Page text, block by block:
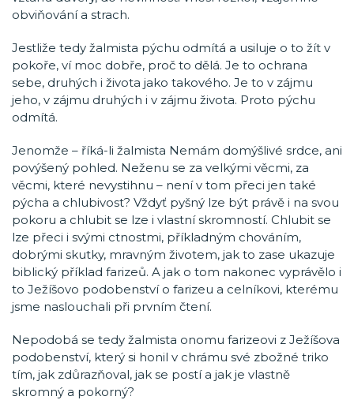
obviňování a strach.
Jestliže tedy žalmista pýchu odmítá a usiluje o to žít v
pokoře, ví moc dobře, proč to dělá. Je to ochrana
sebe, druhých i života jako takového. Je to v zájmu
jeho, v zájmu druhých i v zájmu života. Proto pýchu
odmítá.
Jenomže – říká-li žalmista Nemám domýšlivé srdce, ani
povýšený pohled. Neženu se za velkými věcmi, za
věcmi, které nevystihnu – není v tom přeci jen také
pýcha a chlubivost? Vždyť pyšný lze být právě i na svou
pokoru a chlubit se lze i vlastní skromností. Chlubit se
lze přeci i svými ctnostmi, příkladným chováním,
dobrými skutky, mravným životem, jak to zase ukazuje
biblický příklad farizeů. A jak o tom nakonec vyprávělo i
to Ježíšovo podobenství o farizeu a celníkovi, kterému
jsme naslouchali při prvním čtení.
Nepodobá se tedy žalmista onomu farizeovi z Ježíšova
podobenství, který si honil v chrámu své zbožné triko
tím, jak zdůrazňoval, jak se postí a jak je vlastně
skromný a pokorný?